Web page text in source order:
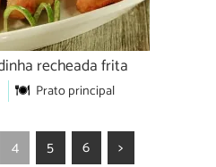
recheada frita
Prato principal
4 5 6 >